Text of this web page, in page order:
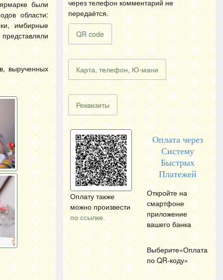
были
области:
имбирные
вырученных
через телефон комментарий не
передаётся.
QR code
Карта, телефон, Ю-мани
Реквизиты
Оплату также
можно произвести
по ссылке.
Оплата через
Систему
Быстрых
Платежей
Откройте на
смартфоне
приложение
вашего банка
Выберите«Оплата
по QR-коду»